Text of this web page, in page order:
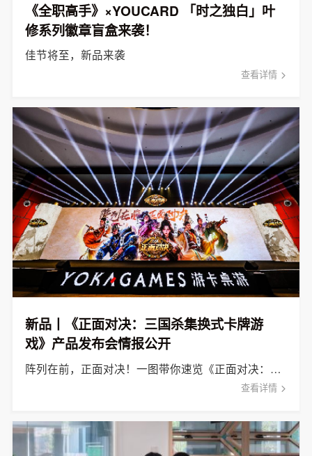
《全职高手》×YOUCARD 「时之独白」叶
修系列徽章盲盒来袭！
佳节将至，新品来袭
查看详情
新品丨《正面对决：三国杀集换式卡牌游
戏》产品发布会情报公开
阵列在前，正面对决！一图带你速览《正面对决：三国杀集换式卡牌游戏》产品发布会重点。
查看详情